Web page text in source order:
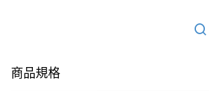
商品規格